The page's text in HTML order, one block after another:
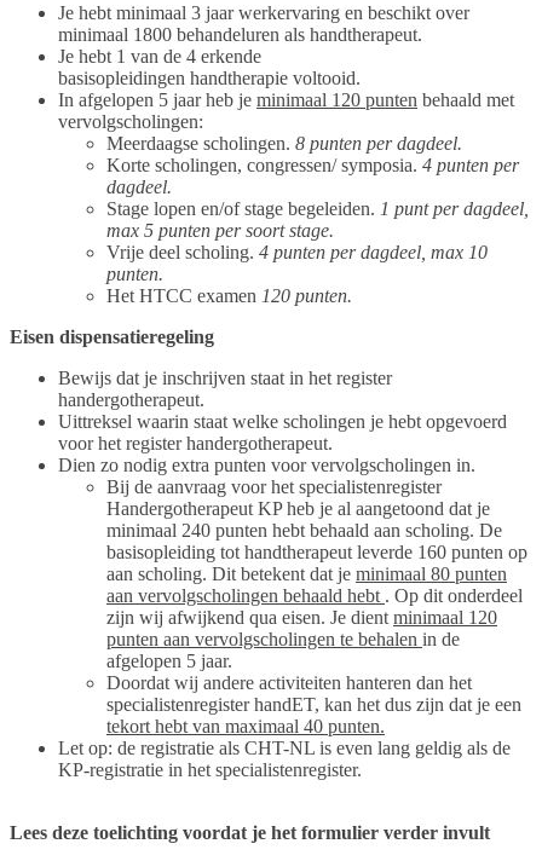
Je hebt minimaal 3 jaar werkervaring en beschikt over
minimaal 1800 behandeluren als handtherapeut.
Je hebt 1 van de 4 erkende
basisopleidingen handtherapie voltooid.
In afgelopen 5 jaar heb je minimaal 120 punten behaald met
vervolgscholingen:
Meerdaagse scholingen. 8 punten per dagdeel.
Korte scholingen, congressen/ symposia. 4 punten per
dagdeel.
Stage lopen en/of stage begeleiden. 1 punt per dagdeel,
max 5 punten per soort stage.
Vrije deel scholing. 4 punten per dagdeel, max 10
punten.
Het HTCC examen 120 punten.
Eisen dispensatieregeling
Bewijs dat je inschrijven staat in het register
handergotherapeut.
Uittreksel waarin staat welke scholingen je hebt opgevoerd
voor het register handergotherapeut.
Dien zo nodig extra punten voor vervolgscholingen in.
Bij de aanvraag voor het specialistenregister
Handergotherapeut KP heb je al aangetoond dat je
minimaal 240 punten hebt behaald aan scholing. De
basisopleiding tot handtherapeut leverde 160 punten op
aan scholing. Dit betekent dat je minimaal 80 punten
aan vervolgscholingen behaald hebt . Op dit onderdeel
zijn wij afwijkend qua eisen. Je dient minimaal 120
punten aan vervolgscholingen te behalen in de
afgelopen 5 jaar.
Doordat wij andere activiteiten hanteren dan het
specialistenregister handET, kan het dus zijn dat je een
tekort hebt van maximaal 40 punten.
Let op: de registratie als CHT-NL is even lang geldig als de
KP-registratie in het specialistenregister.
Lees deze toelichting voordat je het formulier verder invult